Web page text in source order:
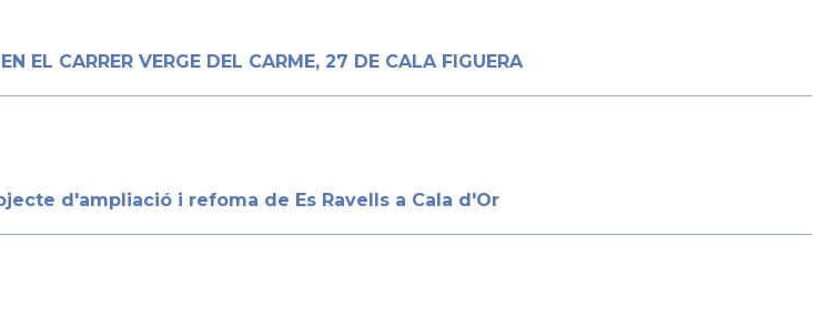
EL CARRER VERGE DEL CARME, 27 DE CALA FIGUERA
d'ampliació i refoma de Es Ravells a Cala d'Or